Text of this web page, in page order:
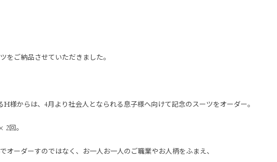
をご納品させていただきました。
H様からは、4月より社会人となられる息子様へ向けて記念のスーツをオーダー。
2回。
オーダーすのではなく、お一人お一人のご職業やお人柄をふまえ、